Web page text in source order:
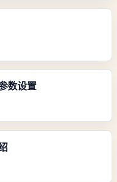
数设置